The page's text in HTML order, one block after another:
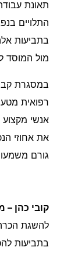
תאונת
התלויים
בתביעות
מול המוסד
במסגרת
רפואית
אנשי
את אחוזי
גורם
קובי כהן –
להשגת הכרה
בתביעות